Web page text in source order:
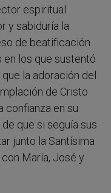
espiritual.
y sabiduría la
de beatificación
los que sustentó
la adoración del
de Cristo
confianza en su
que si seguía sus
junto la Santísima
María, José y